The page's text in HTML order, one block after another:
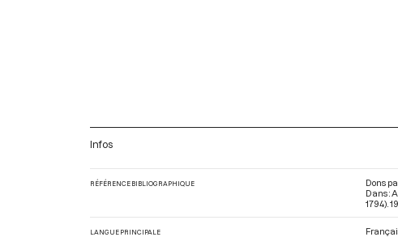
Infos
RÉFÉRENCE BIBLIOGRAPHIQUE
Dons
Dans :
1794) .
LANGUE PRINCIPALE